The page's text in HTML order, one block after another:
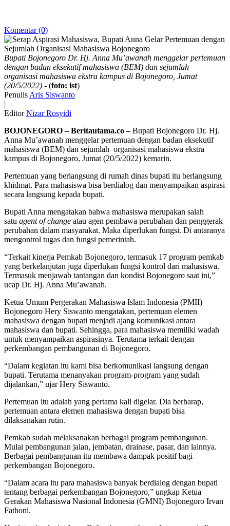
Komentar (0)
Bupati Bojonegoro Dr. Hj. Anna Mu’awanah menggelar pertemuan
dengan badan eksekutif mahasiswa (BEM) dan sejumlah
organisasi mahasiswa ekstra kampus di Bojonegoro, Jumat
(20/5/2022) - (foto: ist)
PenulisAris Siswanto
|
Editor Nizar Rosyidi
BOJONEGORO – Beritautama.co –Bupati Bojonegoro Dr. Hj.
Anna Mu’awanah menggelar pertemuan dengan badan eksekutif
mahasiswa (BEM) dan sejumlah organisasi mahasiswa ekstra
kampus di Bojonegoro, Jumat (20/5/2022) kemarin.
Pertemuan yang berlangsung di rumah dinas bupati itu berlangsung
khidmat. Para mahasiswa bisa berdialog dan menyampaikan aspirasi
secara langsung kepada bupati.
Bupati Anna mengatakan bahwa mahasiswa merupakan salah
satu agent of change atau agen pembawa perubahan dan penggerak
perubahan dalam masyarakat. Maka diperlukan fungsi. Di antaranya
mengontrol tugas dan fungsi pemerintah.
“Terkait kinerja Pemkab Bojonegoro, termasuk 17 program pemkab
yang berkelanjutan juga diperlukan fungsi kontrol dari mahasiswa.
Termasuk menjawab tantangan dan kondisi Bojonegoro saat ini,”
ucap Dr. Hj. Anna Mu’awanah.
Ketua Umum Pergerakan Mahasiswa Islam Indonesia (PMII)
Bojonegoro Hery Siswanto mengatakan, pertemuan elemen
mahasiswa dengan bupati menjadi ajang komunikasi antara
mahasiswa dan bupati. Sehingga, para mahasiswa memiliki wadah
untuk menyampaikan aspirasinya. Terutama terkait dengan
perkembangan pembangunan di Bojonegoro.
“Dalam kegiatan itu kami bisa berkomunikasi langsung dengan
bupati. Terutama menanyakan program-program yang sudah
dijalankan,” ujar Hery Siswanto.
Pertemuan itu adalah yang pertama kali digelar. Dia berharap,
pertemuan antara elemen mahasiswa dengan bupati bisa
dilaksanakan rutin.
Pemkab sudah melaksanakan berbagai program pembangunan.
Mulai pembangunan jalan, jembatan, drainase, pasar, dan lainnya.
Berbagai pembangunan itu membawa dampak positif bagi
perkembangan Bojonegoro.
“Dalam acara itu para mahasiswa banyak berdialog dengan bupati
tentang berbagai perkembangan Bojonegoro,” ungkap Ketua
Gerakan Mahasiswa Nasional Indonesia (GMNI) Bojonegoro Irvan
Fathoni.